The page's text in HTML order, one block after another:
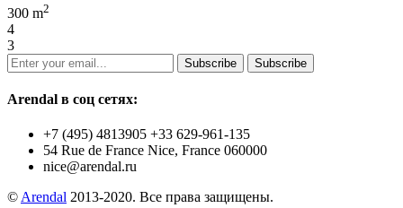
300 m2
4
3
Subscribe Subscribe
Arendal в соц сетях:
+7 (495) 4813905 +33 629-961-135
54 Rue de France Nice, France 060000
nice@arendal.ru
© Arendal 2013-2020. Все права защищены.